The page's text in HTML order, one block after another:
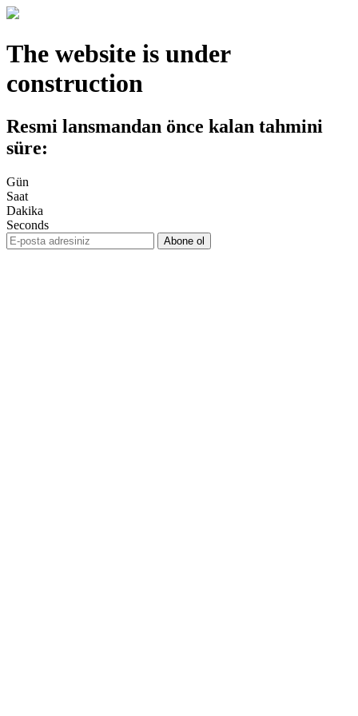
The website is under
construction
Resmi lansmandan önce kalan tahmini
süre:
Gün
Saat
Dakika
Seconds